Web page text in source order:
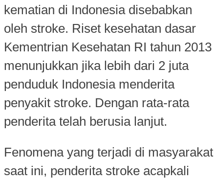
kematian di Indonesia disebabkan
oleh stroke. Riset kesehatan dasar
Kementrian Kesehatan RI tahun 2013
menunjukkan jika lebih dari 2 juta
penduduk Indonesia menderita
penyakit stroke. Dengan rata-rata
penderita telah berusia lanjut.
Fenomena yang terjadi di masyarakat
saat ini, penderita stroke acapkali